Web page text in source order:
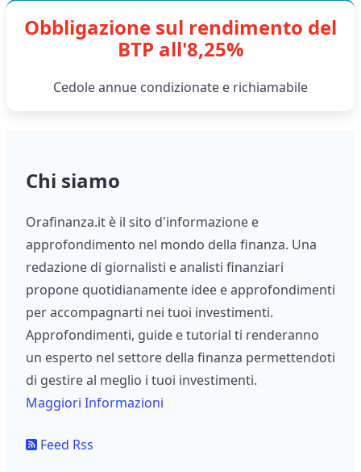
Obbligazione sul rendimento del
BTP all'8,25%
Cedole annue condizionate e richiamabile
Chi siamo
Orafinanza.it è il sito d'informazione e
approfondimento nel mondo della finanza. Una
redazione di giornalisti e analisti finanziari
propone quotidianamente idee e approfondimenti
per accompagnarti nei tuoi investimenti.
Approfondimenti, guide e tutorial ti renderanno
un esperto nel settore della finanza permettendoti
di gestire al meglio i tuoi investimenti.
Maggiori Informazioni
Feed Rss